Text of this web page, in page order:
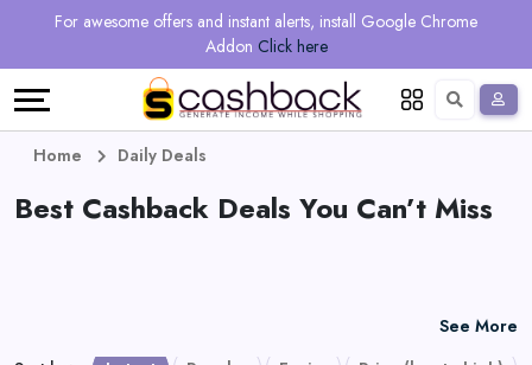
For awesome offers and instant alerts, install Google Chrome
Addon Click here
Regional
Online
Vouchers
Earn
Earn
Language
Deutsch
Home Daily Deals
Best Cashback Deals You Can’t Miss
See More